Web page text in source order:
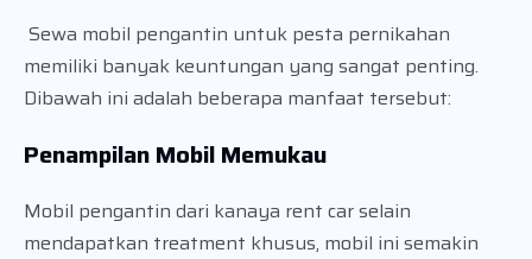
Sewa mobil pengantin untuk pesta pernikahan
memiliki banyak keuntungan yang sangat penting.
Dibawah ini adalah beberapa manfaat tersebut:
Penampilan Mobil Memukau
Mobil pengantin dari kanaya rent car selain
mendapatkan treatment khusus, mobil ini semakin